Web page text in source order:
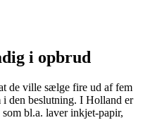
i opbrud
de ville sælge fire ud af fem
den beslutning. I Holland er
bl.a. laver inkjet-papir,